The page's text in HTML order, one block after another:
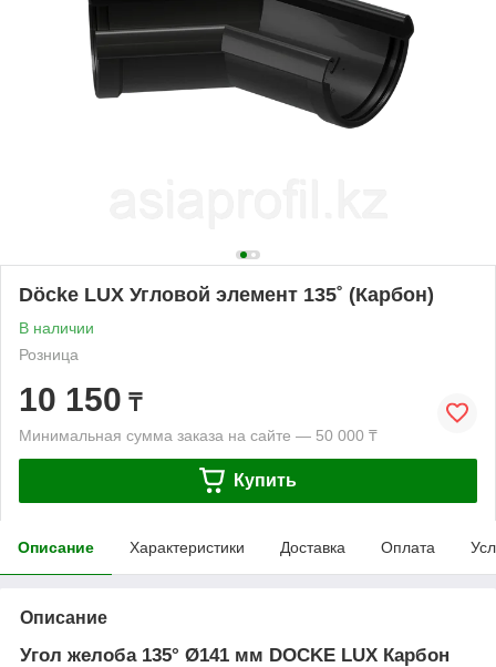
Döcke LUX Угловой элемент 135˚ (Карбон)
В наличии
Розница
10 150 ₸
Минимальная сумма заказа на сайте — 50 000 ₸
Купить
Описание Характеристики Доставка Оплата
Описание
Угол желоба 135° Ø141 мм DOCKE LUX Карбон